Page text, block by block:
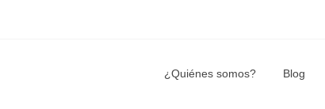
¿Quiénes somos? Blog